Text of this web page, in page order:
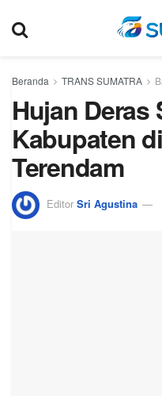
Beranda TRANS SUMATRA
Hujan Deras
Kabupaten
Terendam
Editor Sri Agustina